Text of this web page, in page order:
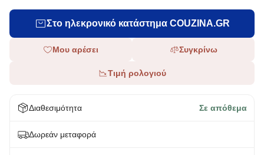
Στο ηλεκρονικό κατάστημα COUZINA.GR
Μου αρέσει Συγκρίνω
Τιμή ρολογιού
Διαθεσιμότητα Σε απόθεμα
Δωρεάν μεταφορά